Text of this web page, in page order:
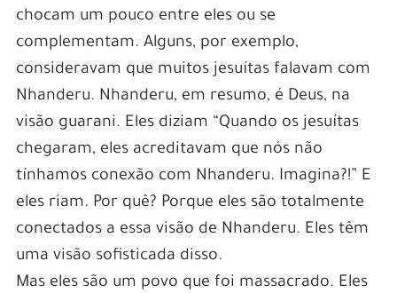
chocam um pouco entre eles ou se
complementam. Alguns, por exemplo,
consideravam que muitos jesuítas falavam com
Nhanderu. Nhanderu, em resumo, é Deus, na
visão guarani. Eles diziam “Quando os jesuítas
chegaram, eles acreditavam que nós não
tínhamos conexão com Nhanderu. Imagina?!” E
eles riam. Por quê? Porque eles são totalmente
conectados a essa visão de Nhanderu. Eles têm
uma visão sofisticada disso.
Mas eles são um povo que foi massacrado. Eles